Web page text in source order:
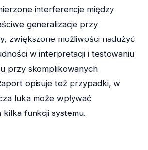
interferencje między
generalizacje przy
zwiększone możliwości nadużyć
w interpretacji i testowaniu
przy skomplikowanych
opisuje też przypadki, w
luka może wpływać
kilka funkcji systemu.